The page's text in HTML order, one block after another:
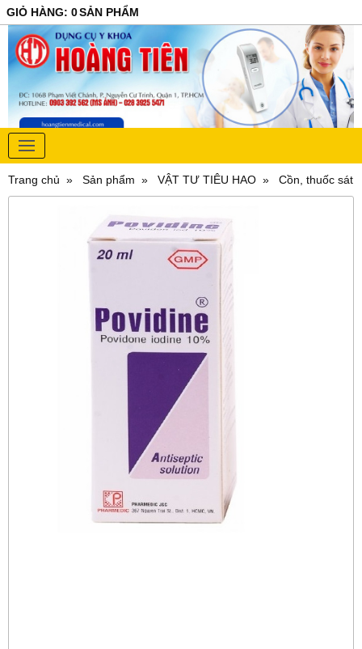
GIỎ HÀNG: 0SẢN PHẨM
Trang chủ Sản phẩm VẬT TƯ TIÊU HAO Cồn, thuốc sát